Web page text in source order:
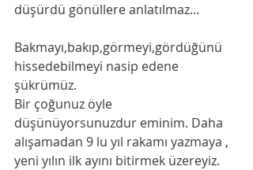
düşürdü gönüllere anlatılmaz...
Bakmayı,bakıp,görmeyi,gördüğünü
hissedebilmeyi nasip edene
şükrümüz.
Bir çoğunuz öyle
düşünüyorsunuzdur eminim. Daha
alışamadan 9 lu yıl rakamı yazmaya ,
yeni yılın ilk ayını bitirmek üzereyiz.